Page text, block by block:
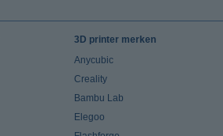
3D printer merken
Anycubic
Creality
Bambu Lab
Elegoo